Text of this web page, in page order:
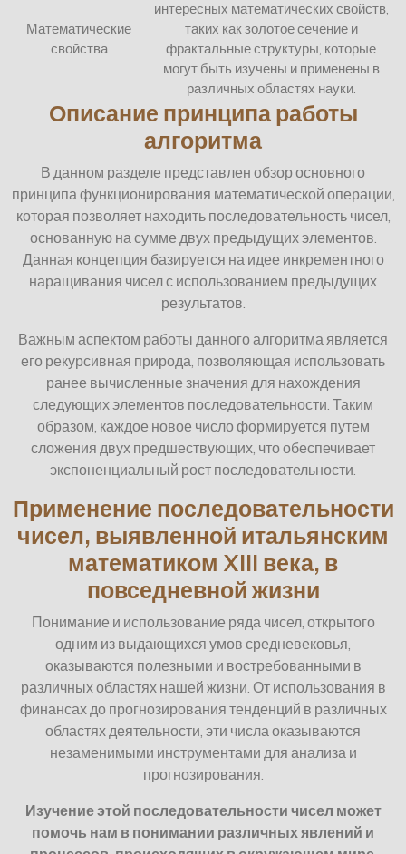
Математические
свойства
интересных математических свойств,
таких как золотое сечение и
фрактальные структуры, которые
могут быть изучены и применены в
различных областях науки.
Описание принципа работы
алгоритма
В данном разделе представлен обзор основного
принципа функционирования математической операции,
которая позволяет находить последовательность чисел,
основанную на сумме двух предыдущих элементов.
Данная концепция базируется на идее инкрементного
наращивания чисел с использованием предыдущих
результатов.
Важным аспектом работы данного алгоритма является
его рекурсивная природа, позволяющая использовать
ранее вычисленные значения для нахождения
следующих элементов последовательности. Таким
образом, каждое новое число формируется путем
сложения двух предшествующих, что обеспечивает
экспоненциальный рост последовательности.
Применение последовательности
чисел, выявленной итальянским
математиком XIII века, в
повседневной жизни
Понимание и использование ряда чисел, открытого
одним из выдающихся умов средневековья,
оказываются полезными и востребованными в
различных областях нашей жизни. От использования в
финансах до прогнозирования тенденций в различных
областях деятельности, эти числа оказываются
незаменимыми инструментами для анализа и
прогнозирования.
Изучение этой последовательности чисел может
помочь нам в понимании различных явлений и